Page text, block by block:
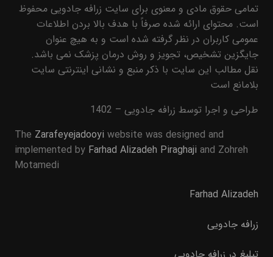
تمامی حقوق مادی و معنوی برای سایت زرافه جادویی محفوظ
است. محتوای ارائه شده صرفاً با هدف بالا بردن اطلاعات
عمومی کاربران در نظر گرفته شده است و به هیچ عنوان
جایگزین تشخیص، تجویز و روش درمان پزشک نمی باشد.
نقل مطالب این سایت با ذکر منبع و نشانی اینترنتی سایت
بلامانع است
طراحی و اجرا توسط زرافه جادویی – 1402
The Zarafeyejadooyi website was designed and
implemented by Farhad Alizadeh Piraghaji and Zohreh
Motamedi
Farhad Alizadeh
زرافه جادویی